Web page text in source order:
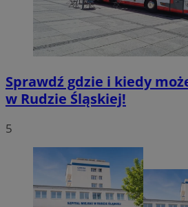
Sprawdź gdzie i kiedy
w Rudzie Śląskiej!
5